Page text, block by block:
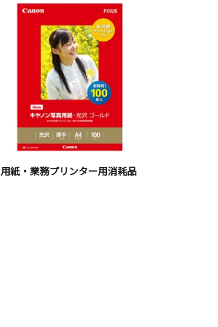
用紙・業務プリンター用消耗品